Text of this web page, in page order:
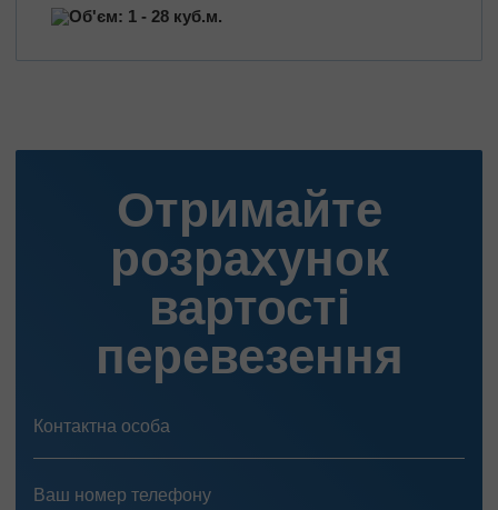
Об'єм: 1 - 28 куб.м.
Отримайте
розрахунок
вартості
перевезення